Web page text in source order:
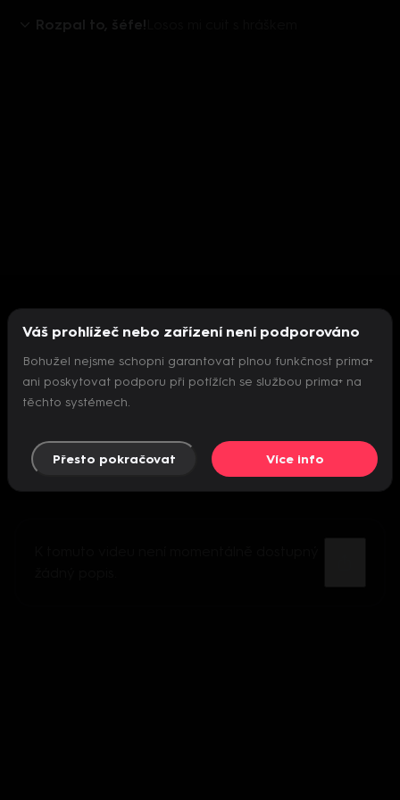
Rozpal to, šéfe!
Nepodařilo se inicializovat přehrávač
Váš prohlížeč nebo zařízení není podporováno
Bohužel nejsme schopni garantovat plnou funkčnost prima+
ani poskytovat podporu při potížích se službou prima+ na
těchto systémech.
Přesto pokračovat Více info